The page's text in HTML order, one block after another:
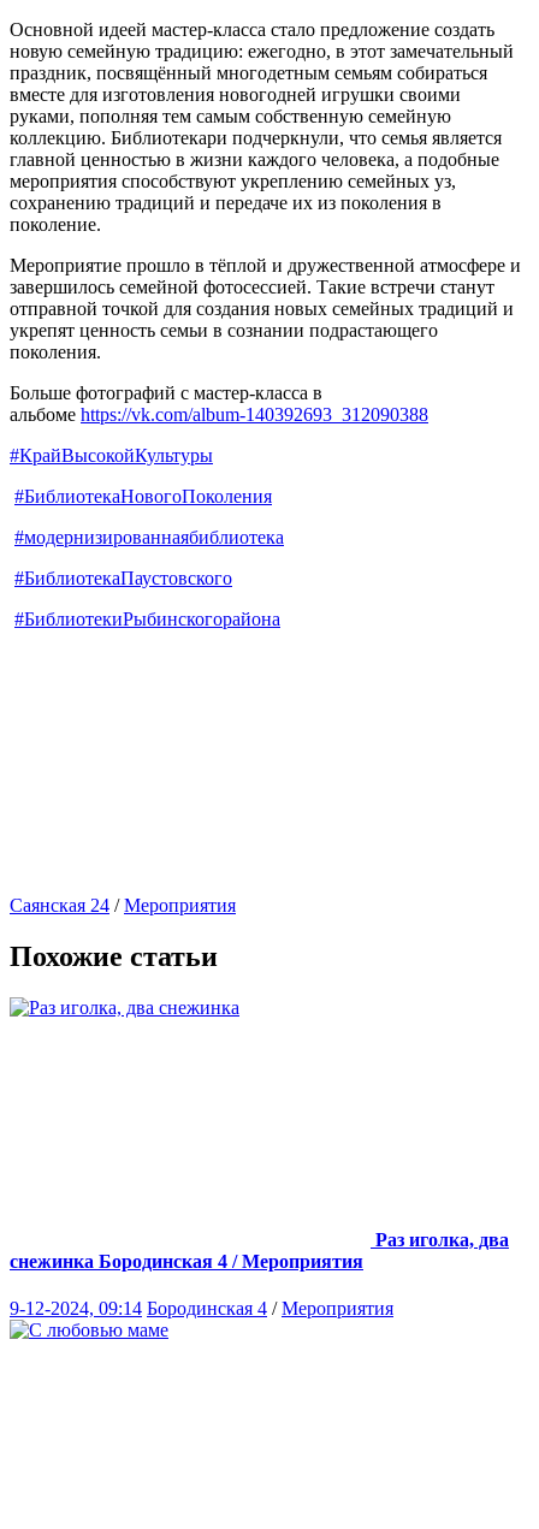
Основной идеей мастер-класса стало предложение создать
новую семейную традицию: ежегодно, в этот замечательный
праздник, посвящённый многодетным семьям собираться
вместе для изготовления новогодней игрушки своими
руками, пополняя тем самым собственную семейную
коллекцию. Библиотекари подчеркнули, что семья является
главной ценностью в жизни каждого человека, а подобные
мероприятия способствуют укреплению семейных уз,
сохранению традиций и передаче их из поколения в
поколение.
Мероприятие прошло в тёплой и дружественной атмосфере и
завершилось семейной фотосессией. Такие встречи станут
отправной точкой для создания новых семейных традиций и
укрепят ценность семьи в сознании подрастающего
поколения.
Больше фотографий с мастер-класса в
альбоме https://vk.com/album-140392693_312090388
#КрайВысокойКультуры
#БиблиотекаНовогоПоколения
#модернизированнаябиблиотека
#БиблиотекаПаустовского
#БиблиотекиРыбинскогорайона
Саянская 24 /Мероприятия
Похожие статьи
Раз иголка, два
снежинка Бородинская 4 / Мероприятия
9-12-2024, 09:14 Бородинская 4 /Мероприятия